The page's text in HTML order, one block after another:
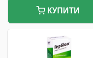
КУПИТИ